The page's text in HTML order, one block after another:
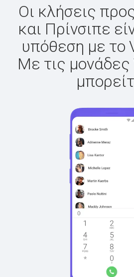
Οι κλήσεις
και Πρίνσιπε
υπόθεση με το
Με τις